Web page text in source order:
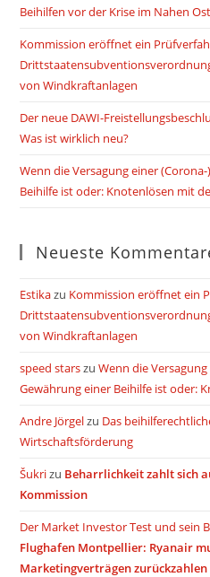
Beihilfen vor der Krise im Nahen
Kommission eröffnet ein
von Windkraftanlagen
Der neue DAWI-
Was ist wirklich neu?
Wenn die Versagung einer
Beihilfe ist oder: Knotenlösen mit
Neueste
Estikazu Kommission eröffnet ein
von Windkraftanlagen
speed starszuWenn die
Gewährung einer Beihilfe ist oder:
Andre Jörgelzu Das
Wirtschaftsförderung
Šukrizu Beharrlichkeit zahlt sich
Kommission
Der Market Investor Test und sein
Flughafen Montpellier: Ryanair
Marketingverträgen zurückzahlen